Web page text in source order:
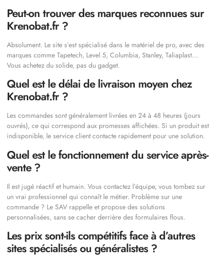
Peut-on trouver des marques reconnues sur
Krenobat.fr ?
Absolument. Le site s’est spécialisé dans le matériel de pro, avec des
marques comme Tapetech, Level 5, Columbia, Stanley, Taliaplast…
Vous achetez du solide, pas du gadget.
Quel est le délai de livraison moyen chez
Krenobat.fr ?
Les commandes sont généralement livrées en 24 à 48 heures (jours
ouvrés), ce qui correspond aux promesses affichées. Si un produit est
indisponible, le service client contacte rapidement pour une solution.
Quel est le fonctionnement du service après-
vente ?
Il est jugé réactif et humain. Vous contactez l’équipe, vous tombez sur
un vrai professionnel qui connaît le métier. Problème sur une
commande ? Le SAV rappelle et propose des solutions
personnalisées, sans se cacher derrière des formulaires flous.
Les prix sont-ils compétitifs face à d’autres
sites spécialisés ou généralistes ?